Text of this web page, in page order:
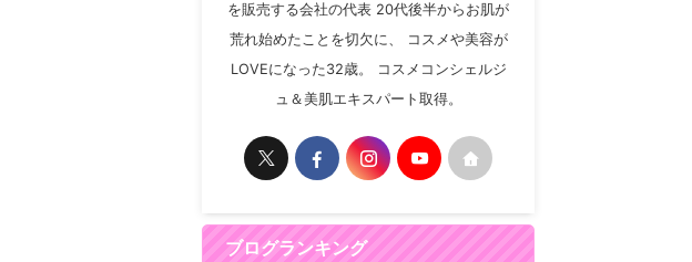
を販売する会社の代表 20代後半からお肌が
荒れ始めたことを切欠に、 コスメや美容が
LOVEになった32歳。 コスメコンシェルジ
ュ＆美肌エキスパート取得。
ブログランキング